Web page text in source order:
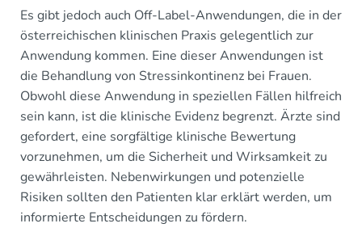
Es gibt jedoch auch Off-Label-Anwendungen, die in der
österreichischen klinischen Praxis gelegentlich zur
Anwendung kommen. Eine dieser Anwendungen ist
die Behandlung von Stressinkontinenz bei Frauen.
Obwohl diese Anwendung in speziellen Fällen hilfreich
sein kann, ist die klinische Evidenz begrenzt. Ärzte sind
gefordert, eine sorgfältige klinische Bewertung
vorzunehmen, um die Sicherheit und Wirksamkeit zu
gewährleisten. Nebenwirkungen und potenzielle
Risiken sollten den Patienten klar erklärt werden, um
informierte Entscheidungen zu fördern.